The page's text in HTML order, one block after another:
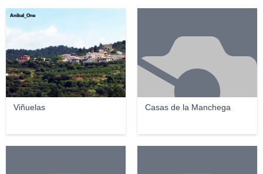
Viñuelas
Anibal_One
Casas de la Manchega